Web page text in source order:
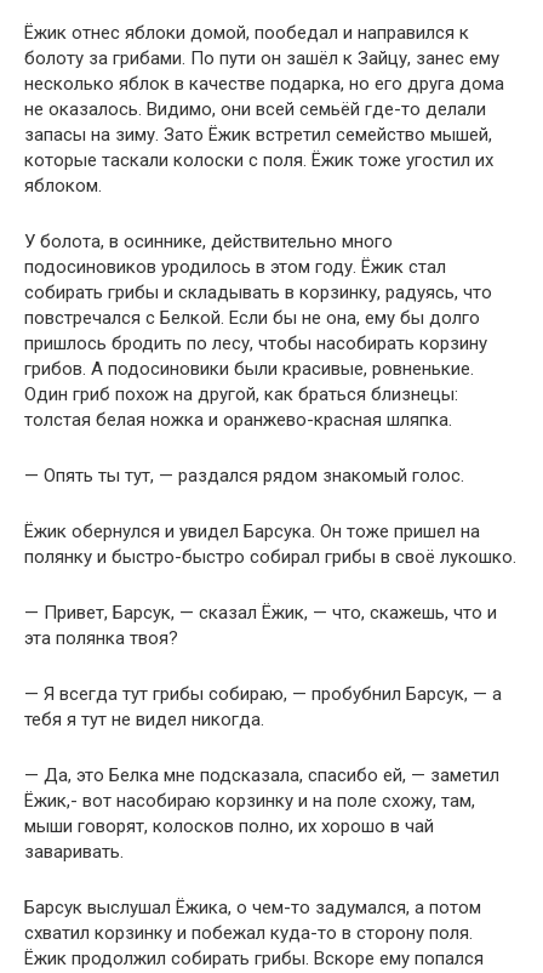
Ёжик отнес яблоки домой, пообедал и направился к
болоту за грибами. По пути он зашёл к Зайцу, занес ему
несколько яблок в качестве подарка, но его друга дома
не оказалось. Видимо, они всей семьёй где-то делали
запасы на зиму. Зато Ёжик встретил семейство мышей,
которые таскали колоски с поля. Ёжик тоже угостил их
яблоком.
У болота, в осиннике, действительно много
подосиновиков уродилось в этом году. Ёжик стал
собирать грибы и складывать в корзинку, радуясь, что
повстречался с Белкой. Если бы не она, ему бы долго
пришлось бродить по лесу, чтобы насобирать корзину
грибов. А подосиновики были красивые, ровненькие.
Один гриб похож на другой, как браться близнецы:
толстая белая ножка и оранжево-красная шляпка.
— Опять ты тут, — раздался рядом знакомый голос.
Ёжик обернулся и увидел Барсука. Он тоже пришел на
полянку и быстро-быстро собирал грибы в своё лукошко.
— Привет, Барсук, — сказал Ёжик, — что, скажешь, что и
эта полянка твоя?
— Я всегда тут грибы собираю, — пробубнил Барсук, — а
тебя я тут не видел никогда.
— Да, это Белка мне подсказала, спасибо ей, — заметил
Ёжик,- вот насобираю корзинку и на поле схожу, там,
мыши говорят, колосков полно, их хорошо в чай
заваривать.
Барсук выслушал Ёжика, о чем-то задумался, а потом
схватил корзинку и побежал куда-то в сторону поля.
Ёжик продолжил собирать грибы. Вскоре ему попался